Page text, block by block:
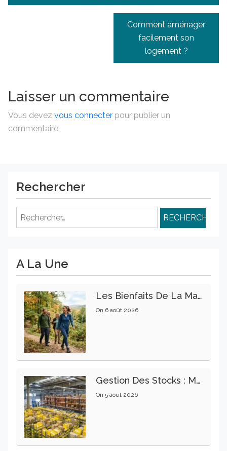
l’article
Comment aménager
facilement son
logement ?
Laisser un commentaire
Vous devez vous connecter pour publier un
commentaire.
Rechercher
Rechercher :
A La Une
Les Bienfaits De La Marche Sur La Santé Physique Et Mentale
On 6 août 2026
Gestion Des Stocks : Meilleures Pratiques Intralogistiques
On 5 août 2026